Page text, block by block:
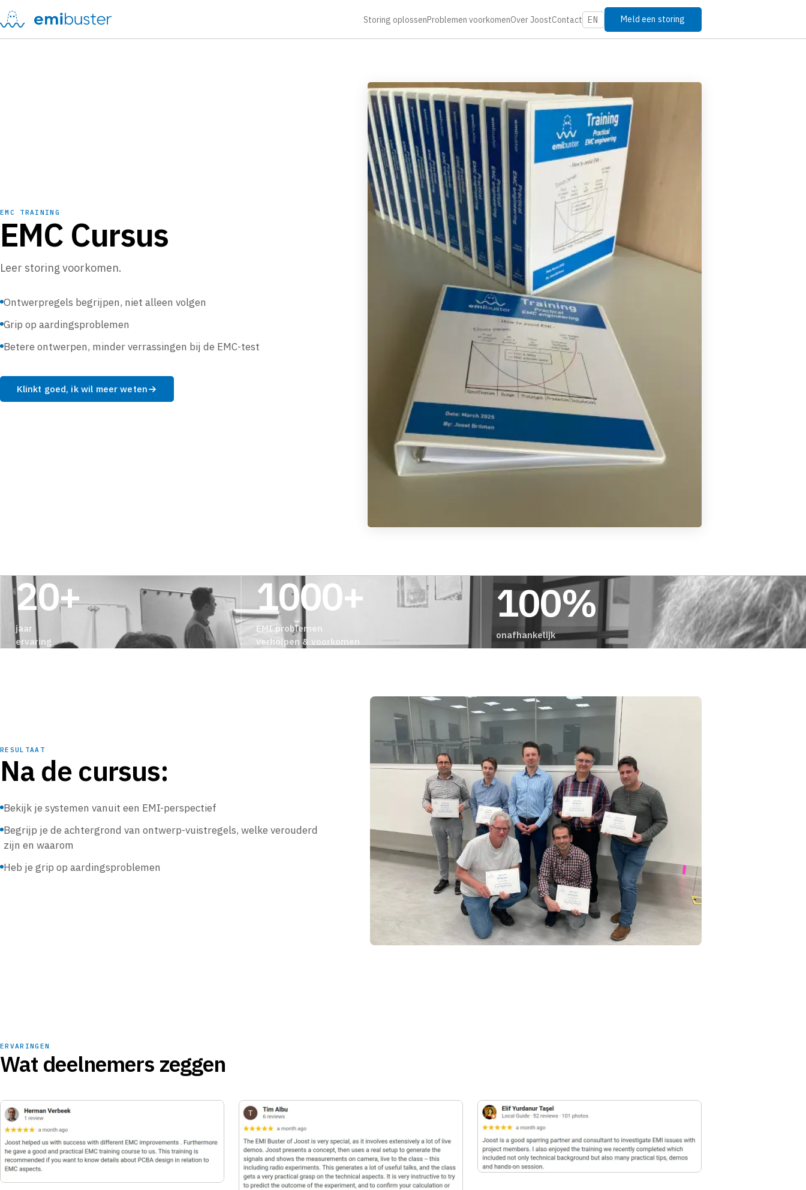
Storing oplossenProblemen voorkomenOver JoostContact EN Meld een storing
EMC TRAINING
EMC Cursus
Leer storing voorkomen.
Ontwerpregels begrijpen, niet alleen volgen
Grip op aardingsproblemen
Betere ontwerpen, minder verrassingen bij de EMC-test
Klinkt goed, ik wil meer weten
20+
jaar
ervaring
1000+
EMI problemen
verholpen & voorkomen
100%
onafhankelijk
RESULTAAT
Na de cursus:
Bekijk je systemen vanuit een EMI-perspectief
Begrijp je de achtergrond van ontwerp-vuistregels, welke verouderd
zijn en waarom
Heb je grip op aardingsproblemen
ERVARINGEN
Wat deelnemers zeggen